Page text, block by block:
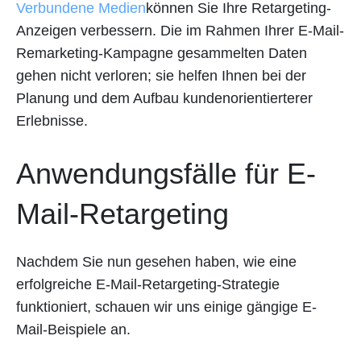
Verbundene Medienkönnen Sie Ihre Retargeting-
Anzeigen verbessern. Die im Rahmen Ihrer E-Mail-
Remarketing-Kampagne gesammelten Daten
gehen nicht verloren; sie helfen Ihnen bei der
Planung und dem Aufbau kundenorientierterer
Erlebnisse.
Anwendungsfälle für E-
Mail-Retargeting
Nachdem Sie nun gesehen haben, wie eine
erfolgreiche E-Mail-Retargeting-Strategie
funktioniert, schauen wir uns einige gängige E-
Mail-Beispiele an.